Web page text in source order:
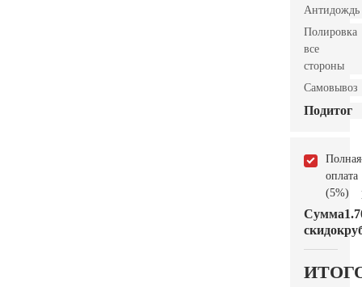
Антидождь
Полировка
все
стороны
Самовывоз
Подитог
Полная
оплата
(5%)
Сумма
скидок